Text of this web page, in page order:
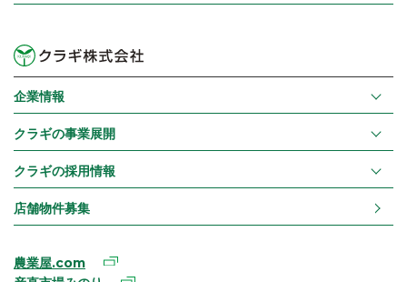
企業情報
クラギの事業展開
クラギの採用情報
店舗物件募集
農業屋.com